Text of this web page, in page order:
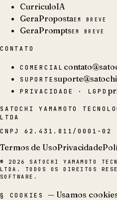
CurriculoIA
GeraPropostaEM BREVE
GeraPromptsEM BREVE
CONTATO
COMERCIAL
SUPORTE
PRIVACIDADE · LGPD
SATOCHI YAMAMOTO
LTDA
CNPJ 62.431.811/0001-02
Termos de UsoPrivacidade
© 2026
SATOCHI YAMAMOTO
LTDA. TODOS OS DIREITOS
SOFTWARE.
§ COOKIES
— Usamos